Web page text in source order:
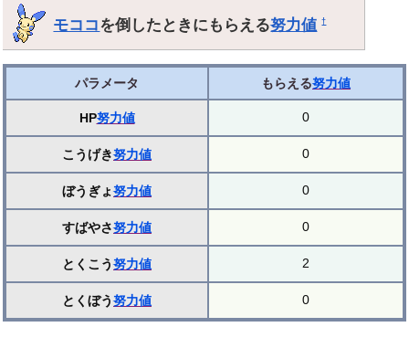
モココを倒したときにもらえる努力値 †
パラメータ もらえる努力値
HP努力値 0
こうげき努力値 0
ぼうぎょ努力値 0
すばやさ努力値 0
とくこう努力値 2
とくぼう努力値 0